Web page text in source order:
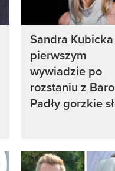
Sandra
pierwszym
wywiadzie po
rozstaniu z
Padły gorzkie